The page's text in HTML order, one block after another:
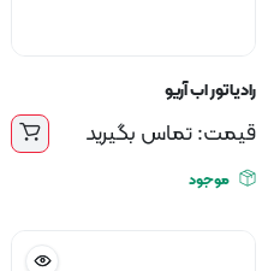
رادیاتور اب آریو
قیمت: تماس بگیرید
موجود